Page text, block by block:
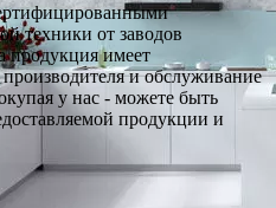
техники от заводов
продукция имеет
и обслуживание
у нас - можете быть
продукции и